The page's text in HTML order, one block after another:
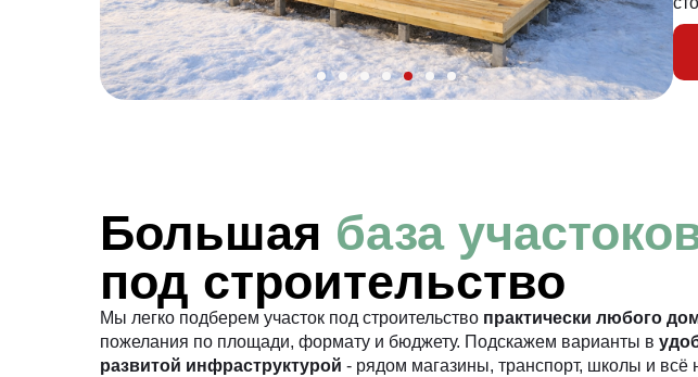
Большая база
под строительство
Мы легко подберем участок под строительство практически любого
пожелания по площади, формату и бюджету. Подскажем варианты в
развитой инфраструктурой - рядом магазины, транспорт, школы и всё